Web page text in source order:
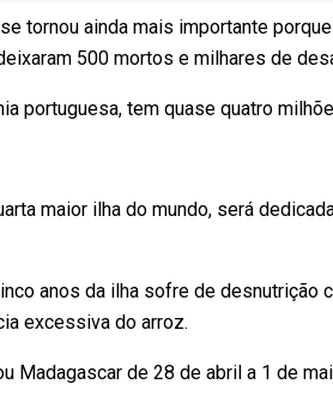
tornou ainda mais importante
500 mortos e milhares de
portuguesa, tem quase quatro
maior ilha do mundo, será
anos da ilha sofre de desnutrição
excessiva do arroz.
Madagascar de 28 de abril a 1 de